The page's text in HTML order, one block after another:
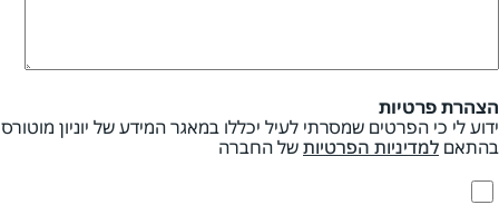
הצהרת פרטיות
ידוע לי כי הפרטים שמסרתי לעיל יכללו במאגר המידע של יוניון מוטורס
בהתאם למדיניות הפרטיותשל החברה